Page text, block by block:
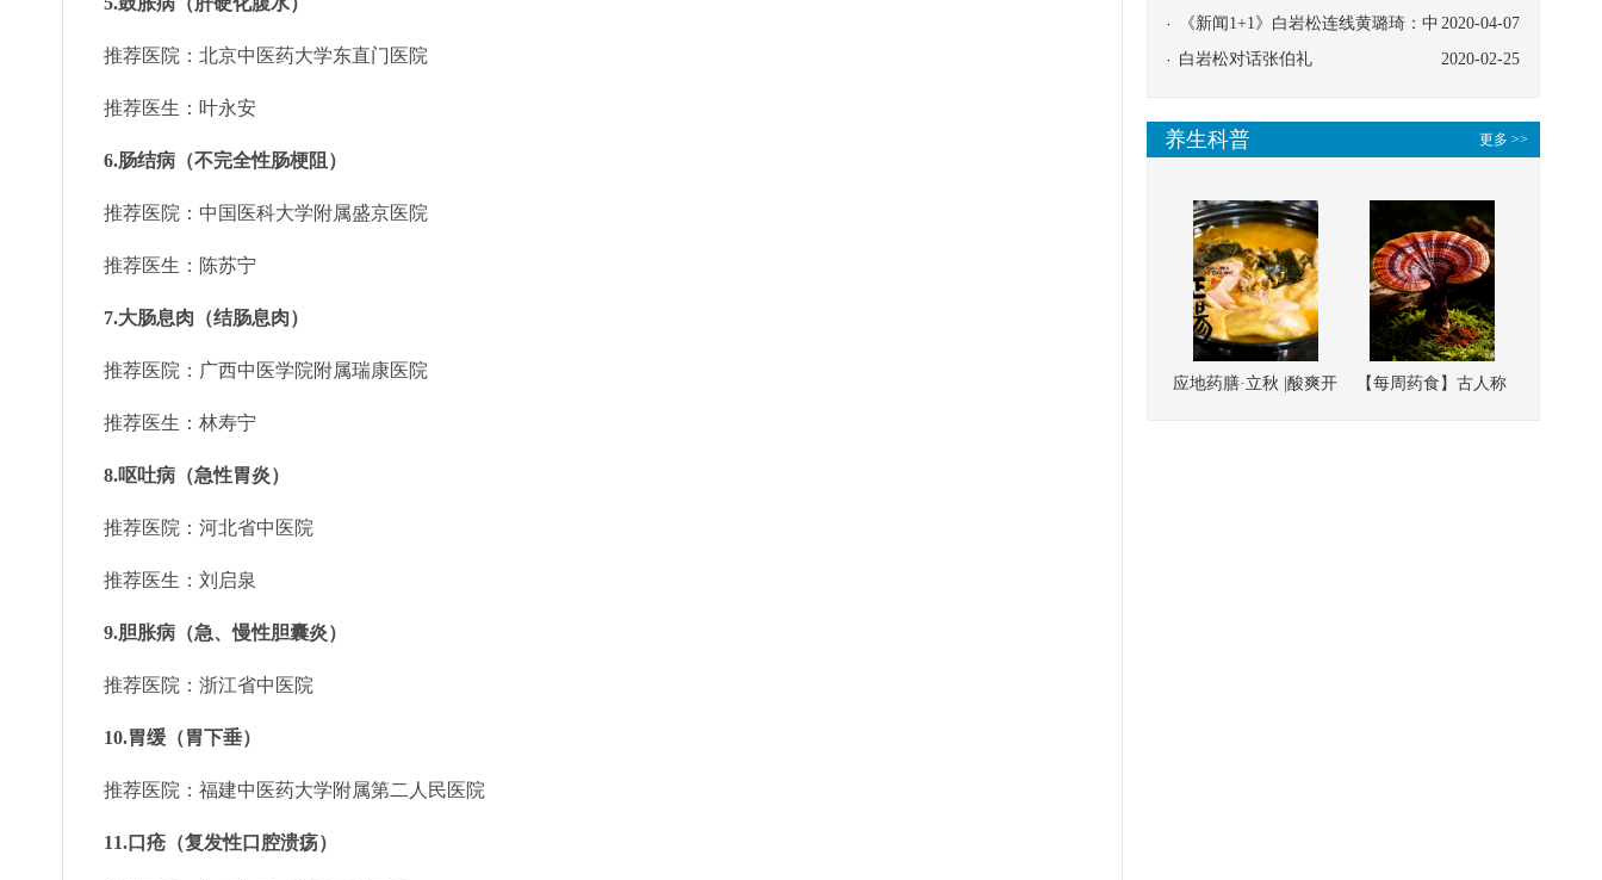
推荐医院：北京中医药大学东直门医院
推荐医生：叶永安
6.肠结病（不完全性肠梗阻）
推荐医院：中国医科大学附属盛京医院
推荐医生：陈苏宁
7.大肠息肉（结肠息肉）
推荐医院：广西中医学院附属瑞康医院
推荐医生：林寿宁
8.呕吐病（急性胃炎）
推荐医院：河北省中医院
推荐医生：刘启泉
9.胆胀病（急、慢性胆囊炎）
推荐医院：浙江省中医院
10.胃缓（胃下垂）
推荐医院：福建中医药大学附属第二人民医院
11.口疮（复发性口腔溃疡）
协同 2020-04-07
《新闻1+1》白岩松连线黄璐琦：中
医救治的临床效果
2020-02-25
白岩松对话张伯礼
更多 >>
养生科普
应地药膳·立秋 |酸爽开
【每周药食】古人称